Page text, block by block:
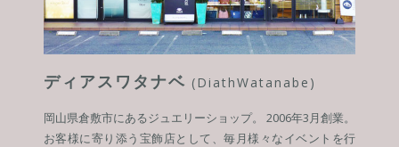
ディアスワタナベ (DiathWatanabe)
岡山県倉敷市にあるジュエリーショップ。 2006年3月創業。
お客様に寄り添う宝飾店として、毎月様々なイベントを行